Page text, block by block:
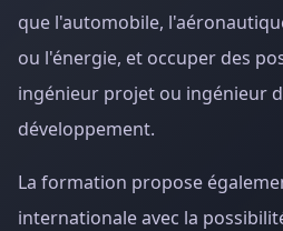
que l'automobile,
ou l'énergie, et occuper des
ingénieur projet ou ingénieur
développement.
La formation propose
internationale avec la